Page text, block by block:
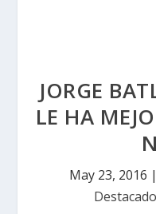
JORGE
LE HA
May 23, 2016 |